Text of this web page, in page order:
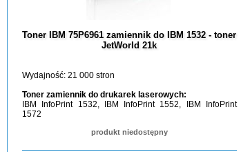
Toner IBM 75P6961 zamiennik do IBM 1532 - toner
JetWorld 21k
Wydajność: 21 000 stron
Toner zamiennik do drukarek laserowych:
IBM InfoPrint 1532, IBM InfoPrint 1552, IBM InfoPrint
1572
produkt niedostępny